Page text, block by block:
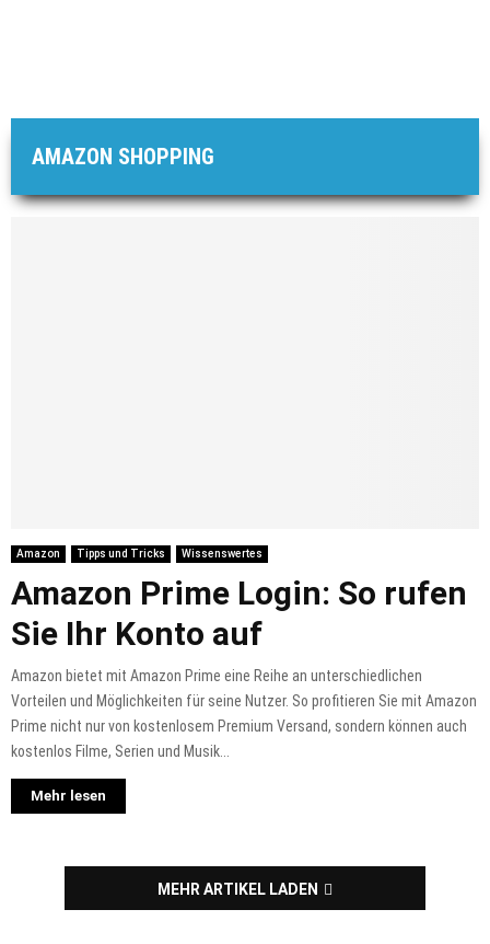
AMAZON SHOPPING
Amazon Tipps und Tricks Wissenswertes
Amazon Prime Login: So rufen
Sie Ihr Konto auf
Amazon bietet mit Amazon Prime eine Reihe an unterschiedlichen
Vorteilen und Möglichkeiten für seine Nutzer. So profitieren Sie mit Amazon
Prime nicht nur von kostenlosem Premium Versand, sondern können auch
kostenlos Filme, Serien und Musik...
Mehr lesen
MEHR ARTIKEL LADEN